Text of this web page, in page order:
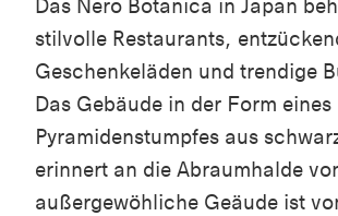
Das Nero Botanica in Japan
stilvolle Restaurants,
Geschenkeläden und trendige
Das Gebäude in der Form eines
Pyramidenstumpfes aus
erinnert an die Abraumhalde
außergewöhliche Geäude ist